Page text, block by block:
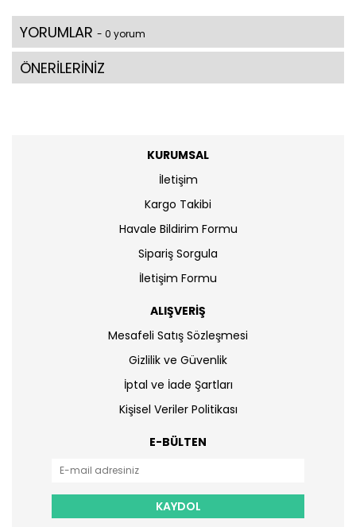
YORUMLAR - 0 yorum
ÖNERİLERİNİZ
KURUMSAL
İletişim
Kargo Takibi
Havale Bildirim Formu
Sipariş Sorgula
İletişim Formu
ALIŞVERİŞ
Mesafeli Satış Sözleşmesi
Gizlilik ve Güvenlik
İptal ve İade Şartları
Kişisel Veriler Politikası
E-BÜLTEN
KAYDOL